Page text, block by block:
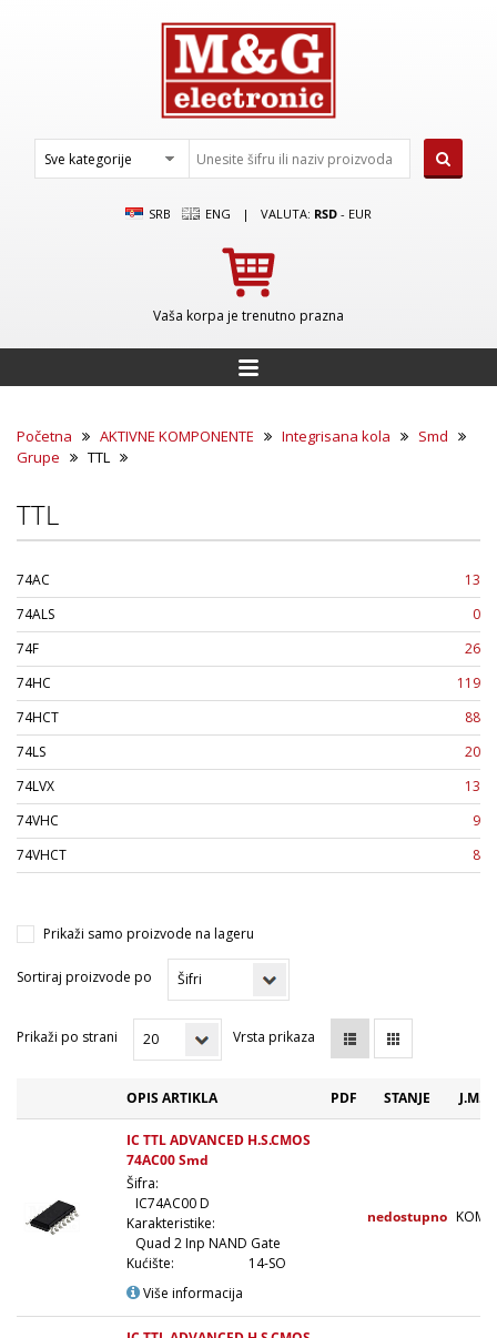
SRB ENG | VALUTA: RSD - EUR
Vaša korpa je trenutno prazna
Početna AKTIVNE KOMPONENTE Integrisana kola
Smd
Grupe
TTL
TTL
74AC
13
74ALS
0
74F
26
74HC
119
74HCT
88
74LS
20
74LVX
13
74VHC
9
74VHCT
8
Prikaži samo proizvode na lageru
Sortiraj proizvode po
Prikaži po strani Vrsta prikaza
OPIS ARTIKLA PDF STANJE J.M.
IC TTL ADVANCED H.S.CMOS
74AC00 Smd
Šifra:
IC74AC00 D
Karakteristike:
Quad 2 Inp NAND Gate
Kućište:
14-SO
Više informacija
nedostupno KOM